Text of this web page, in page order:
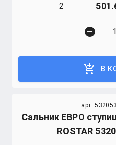
2
remove_circle
add_shopping_cart В
арт.
Сальник ЕВРО
ROSTAR